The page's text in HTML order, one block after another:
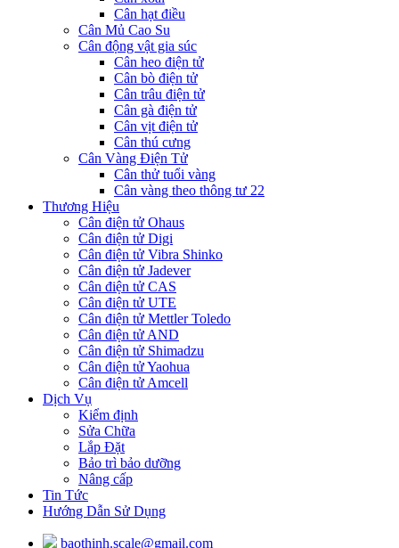
Cân hạt điều
Cân Mủ Cao Su
Cân động vật gia súc
Cân heo điện tử
Cân bò điện tử
Cân trâu điện tử
Cân gà điện tử
Cân vịt điện tử
Cân thú cưng
Cân Vàng Điện Tử
Cân thử tuổi vàng
Cân vàng theo thông tư 22
Thương Hiệu
Cân điện tử Ohaus
Cân điện tử Digi
Cân điện tử Vibra Shinko
Cân điện tử Jadever
Cân điện tử CAS
Cân điện tử UTE
Cân điện tử Mettler Toledo
Cân điện tử AND
Cân điện tử Shimadzu
Cân điện tử Yaohua
Cân điện tử Amcell
Dịch Vụ
Kiểm định
Sửa Chữa
Lắp Đặt
Bảo trì bảo dưỡng
Nâng cấp
Tin Tức
Hướng Dẫn Sử Dụng
baothinh.scale@gmail.com